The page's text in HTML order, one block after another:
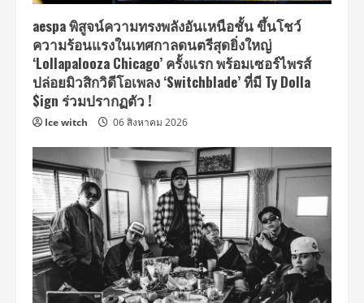
aespa พิสูจน์ความทรงพลังอันเหนือชั้น ขึ้นโชว์
ความร้อนแรงในเทศกาลดนตรีสุดยิ่งใหญ่
‘Lollapalooza Chicago’ ครั้งแรก พร้อมเซอร์ไพรส์
ปล่อยมิวสิกวิดีโอเพลง ‘Switchblade’ ที่มี Ty Dolla
$ign ร่วมปรากฏตัว !
Ice witch 06 สิงหาคม 2026